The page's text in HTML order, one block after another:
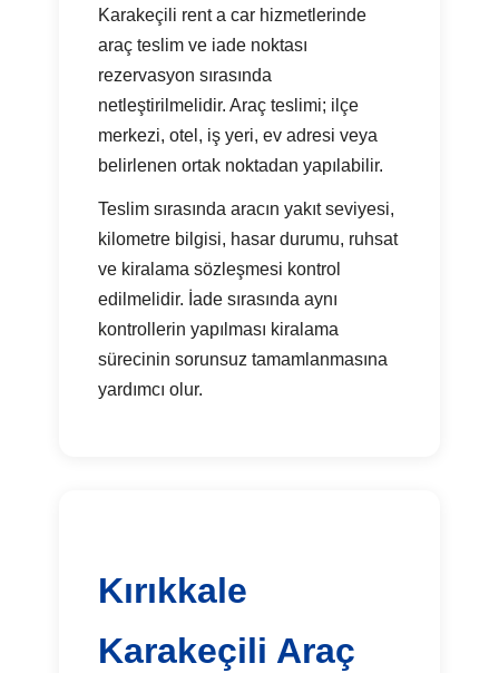
Karakeçili rent a car hizmetlerinde
araç teslim ve iade noktası
rezervasyon sırasında
netleştirilmelidir. Araç teslimi; ilçe
merkezi, otel, iş yeri, ev adresi veya
belirlenen ortak noktadan yapılabilir.
Teslim sırasında aracın yakıt seviyesi,
kilometre bilgisi, hasar durumu, ruhsat
ve kiralama sözleşmesi kontrol
edilmelidir. İade sırasında aynı
kontrollerin yapılması kiralama
sürecinin sorunsuz tamamlanmasına
yardımcı olur.
Kırıkkale
Karakeçili Araç